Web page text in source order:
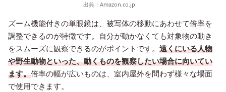
出典： Amazon.co.jp
ズーム機能付きの単眼鏡は、被写体の移動にあわせて倍率を
調整できるのが特徴です。自分が動かなくても対象物の動き
をスムーズに観察できるのがポイントです。 遠くにいる人物
や野生動物といった、動くものを観察したい場合に向いてい
ます。倍率の幅が広いものは、室内屋外を問わず様々な場面
で使用できます。